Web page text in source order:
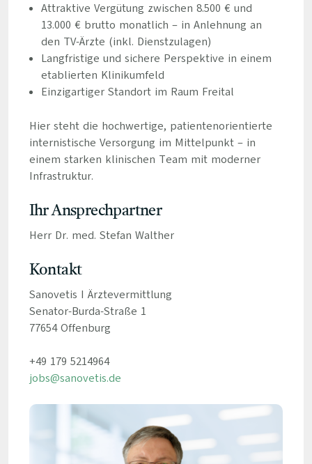
Attraktive Vergütung zwischen 8.500 € und
13.000 € brutto monatlich – in Anlehnung an
den TV-Ärzte (inkl. Dienstzulagen)
Langfristige und sichere Perspektive in einem
etablierten Klinikumfeld
Einzigartiger Standort im Raum Freital
Hier steht die hochwertige, patientenorientierte
internistische Versorgung im Mittelpunkt – in
einem starken klinischen Team mit moderner
Infrastruktur.
Ihr Ansprechpartner
Herr Dr. med. Stefan Walther
Kontakt
Sanovetis I Ärztevermittlung
Senator-Burda-Straße 1
77654 Offenburg
+49 179 5214964
jobs@sanovetis.de